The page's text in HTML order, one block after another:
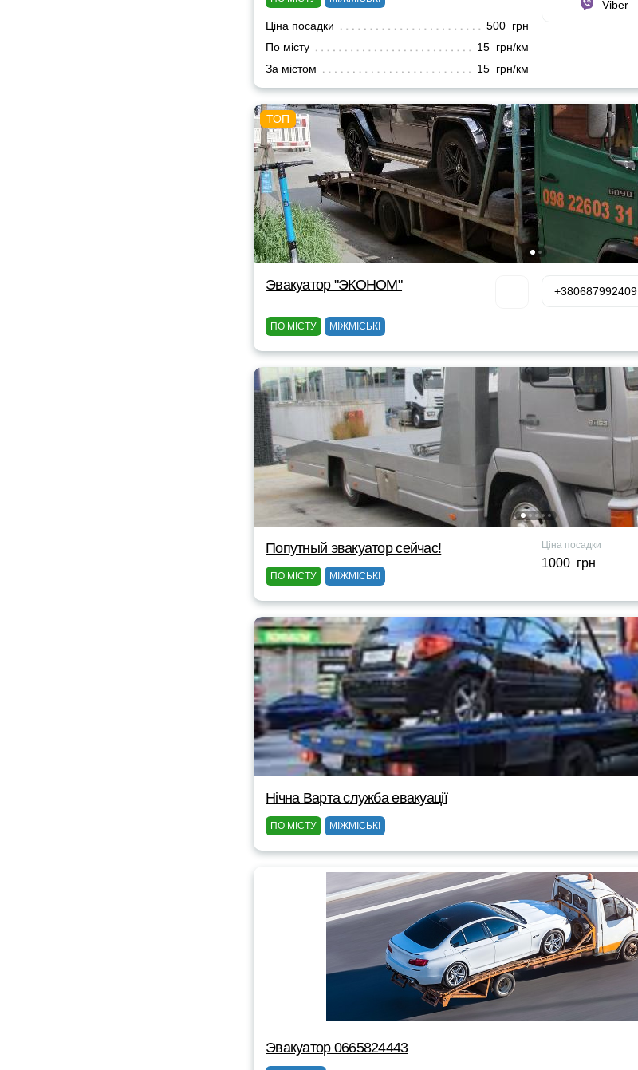
Ціна посадки
500 грн
По місту
15 грн/км
За містом
15 грн/км
Viber
Эвакуатор "ЭКОНОМ"
ПО МІСТУ МІЖМІСЬКІ
+380687992409
Попутный эвакуатор сейчас!
ПО МІСТУ МІЖМІСЬКІ
Ціна посадки
1000 грн
Нічна Варта служба евакуації
ПО МІСТУ МІЖМІСЬКІ
Эвакуатор 0665824443